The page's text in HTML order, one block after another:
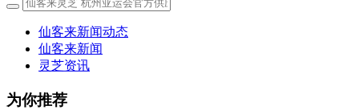
仙客来新闻动态
仙客来新闻
灵芝资讯
为你推荐